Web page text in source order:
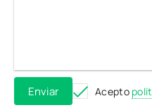
Enviar Acepto